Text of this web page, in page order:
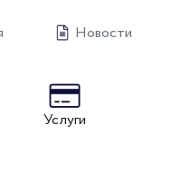
Новости
Услуги